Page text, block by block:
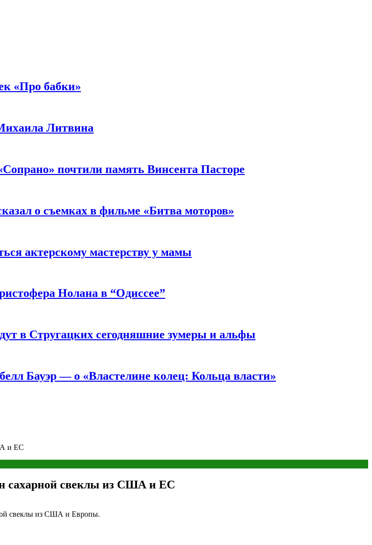
«Про бабки»
Литвина
почтили память Винсента Пасторе
о съемках в фильме «Битва моторов»
актерскому мастерству у мамы
Нолана в “Одиссее”
в Стругацких сегодняшние зумеры и альфы
Бауэр — о «Властелине колец: Кольца власти»
и ЕС
сахарной свеклы из США и ЕС
свеклы из США и Европы.